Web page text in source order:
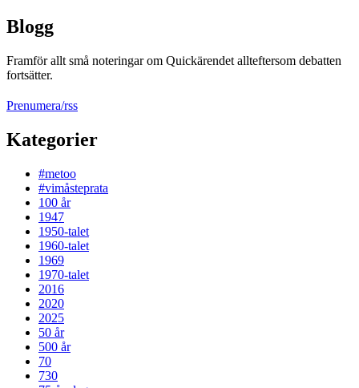
Blogg
Framför allt små noteringar om Quickärendet allteftersom debatten
fortsätter.
Prenumera/rss
Kategorier
#metoo
#vimåsteprata
100 år
1947
1950-talet
1960-talet
1969
1970-talet
2016
2020
2025
50 år
500 år
70
730